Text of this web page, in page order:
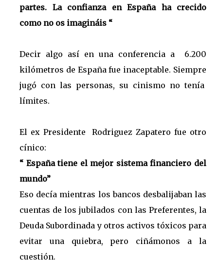
partes. La confianza en España ha crecido
como no os imagináis “
Decir algo así en una conferencia a 6.200
kilómetros de España fue inaceptable. Siempre
jugó con las personas, su cinismo no tenía
límites.
El ex Presidente Rodriguez Zapatero fue otro
cínico:
“ España tiene el mejor sistema financiero del
mundo”
Eso decía mientras los bancos desbalijaban las
cuentas de los jubilados con las Preferentes, la
Deuda Subordinada y otros activos tóxicos para
evitar una quiebra, pero ciñámonos a la
cuestión.